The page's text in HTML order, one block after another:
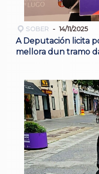
SOBER 14/11/2025
A Deputación licita
mellora dun tramo